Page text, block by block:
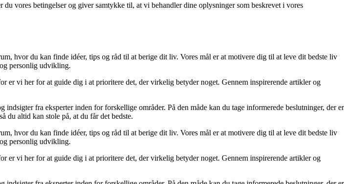
vores betingelser og giver samtykke til, at vi behandler dine oplysninger som beskrevet i vores
hvor du kan finde idéer, tips og råd til at berige dit liv. Vores mål er at motivere dig til at leve dit bedste liv
personlig udvikling.
er vi her for at guide dig i at prioritere det, der virkelig betyder noget. Gennem inspirerende artikler og
fra eksperter inden for forskellige områder. På den måde kan du tage informerede beslutninger, der er
du altid kan stole på, at du får det bedste.
hvor du kan finde idéer, tips og råd til at berige dit liv. Vores mål er at motivere dig til at leve dit bedste liv
personlig udvikling.
er vi her for at guide dig i at prioritere det, der virkelig betyder noget. Gennem inspirerende artikler og